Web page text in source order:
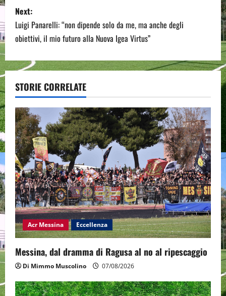
t
n
a
v
i
g
a
t
i
o
n
Next:
Luigi Panarelli: “non dipende solo da me, ma anche degli
obiettivi, il mio futuro alla Nuova Igea Virtus”
STORIE CORRELATE
Acr Messina Eccellenza
Messina, dal dramma di Ragusa al no al ripescaggio
Di Mimmo Muscolino 07/08/2026